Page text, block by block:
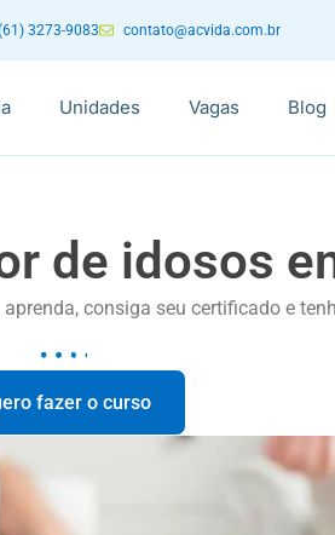
3273-9083 contato@acvida.com.br
Unidades Vagas Blog
de idosos
consiga seu certificado e
fazer o curso